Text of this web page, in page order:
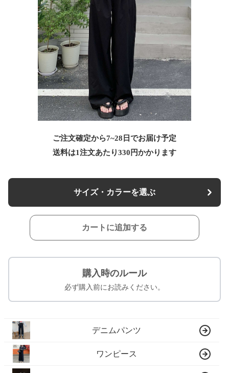
ご注文確定から7~28日でお届け予定
送料は1注文あたり330 円かかります
サイズ・カラーを選ぶ
カートに追加する
購入時のルール
必ず購入前にお読みください。
デニムパンツ
ワンピース